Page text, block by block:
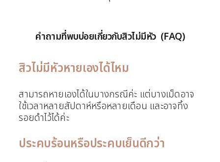
คำถามที่พบบ่อยเกี่ยวกับสิวไม่มีหัว (FAQ)
สิวไม่มีหัวหายเองได้ไหม
สามารถหายเองได้ในบางกรณีค่ะ แต่บางเม็ดอาจ
ใช้เวลาหลายสัปดาห์หรือหลายเดือน และอาจทิ้ง
รอยดำไว้ได้ค่ะ
ประคบร้อนหรือประคบเย็นดีกว่า